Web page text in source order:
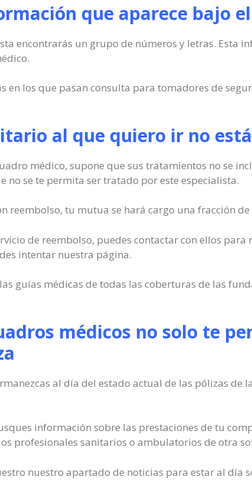
que aparece bajo
encontrarás un grupo de números y letras. Esta
los que pasan consulta para tomadores de
al que quiero ir no
médico, supone que sus tratamientos no se
no se te permita ser tratado por este especialista.
reembolso, tu mutua se hará cargo una fracción
de reembolso, puedes contactar con ellos para
intentar nuestra página.
guías médicas de todas las coberturas de las
médicos no solo te
al día del estado actual de las pólizas de
información sobre las prestaciones de tu
profesionales sanitarios o ambulatorios de otra
nuestro apartado de noticias para estar al día